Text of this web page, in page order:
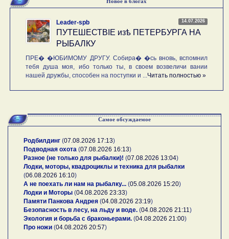
14.07.2026
Leader-spb
ПУТЕШЕСТВIE изѣ ПЕТЕРБУРГА НА
РЫБАЛКУ
ПРЕ� �ЮБИМОМУ ДРУГУ. Собира� �сь вновь, вспомнил
тебя душа моя, ибо только ты, в своем возвеличи вании
нашей дружбы, способен на поступки и ... Читать полностью »
Самое обсуждаемое
Родбилдинг (07.08.2026 17:13)
Подводная охота (07.08.2026 16:13)
Разное (не только для рыбалки)! (07.08.2026 13:04)
Лодки, моторы, квадроциклы и техника для рыбалки
(06.08.2026 16:10)
А не поехать ли нам на рыбалку... (05.08.2026 15:20)
Лодки и Моторы (04.08.2026 23:33)
Памяти Панкова Андрея (04.08.2026 23:19)
Безопасность в лесу, на льду и воде. (04.08.2026 21:11 )
Экология и борьба с браконьерами. (04.08.2026 21:00)
Про ножи (04.08.2026 20:57)